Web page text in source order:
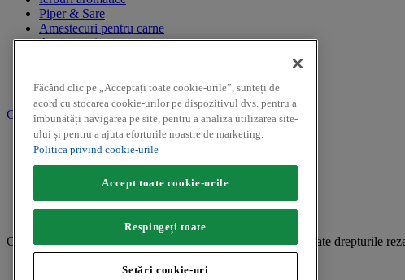
Piper & Sare
Amestecuri pentru carne
Amestecuri pentru pește
Muștar
CAMPANII PROMOTIONALE
REGULAMENTE CAMPANII PROMOTIONALE
CAMPANII PROMOTIONALE
Facebook
Youtube
Instagram
Copyright ©2026 Kamis (McCormick & Company, Inc). Toate drepturile
Confidențialitate
Făcând clic pe „Acceptați toate cookie-urile”, sunteți de
acord cu stocarea cookie-urilor pe dispozitivul dvs. pentru a
îmbunătăți navigarea pe site, pentru a analiza utilizarea site-
ului și pentru a ajuta eforturile noastre de marketing.
Politica privind cookie-urile
Accept toate cookie-urile
Respingeți toate
Setări cookie-uri